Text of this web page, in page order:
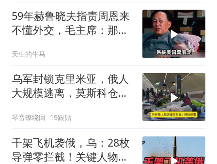
59年赫鲁晓夫指责周恩来
不懂外交，毛主席：那我
天生的牛马
乌军封锁克里米亚，俄人
大规模逃离，莫斯科仓库
琴音缭绕回 19跟贴
千架飞机袭俄，乌：28枚
导弹零拦截！关键人物被